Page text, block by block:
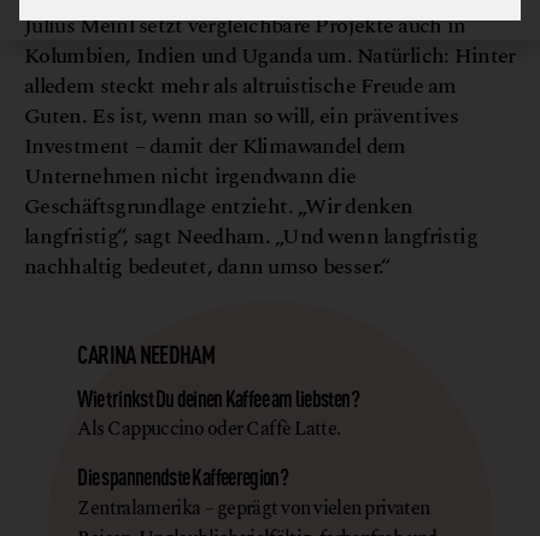
Julius Meinl setzt vergleichbare Projekte auch in
Kolumbien, Indien und Uganda um. Natürlich: Hinter
alledem steckt mehr als altruistische Freude am
Guten. Es ist, wenn man so will, ein präventives
Investment – damit der Klimawandel dem
Unternehmen nicht irgendwann die
Geschäftsgrundlage entzieht. „Wir denken
langfristig“, sagt Needham. „Und wenn langfristig
nachhaltig bedeutet, dann umso besser.“
CARINA NEEDHAM
Wie trinkst Du deinen Kaffee am liebsten?
Als Cappuccino oder Caffè Latte.
Die spannendste Kaffeeregion?
Zentralamerika – geprägt von vielen privaten